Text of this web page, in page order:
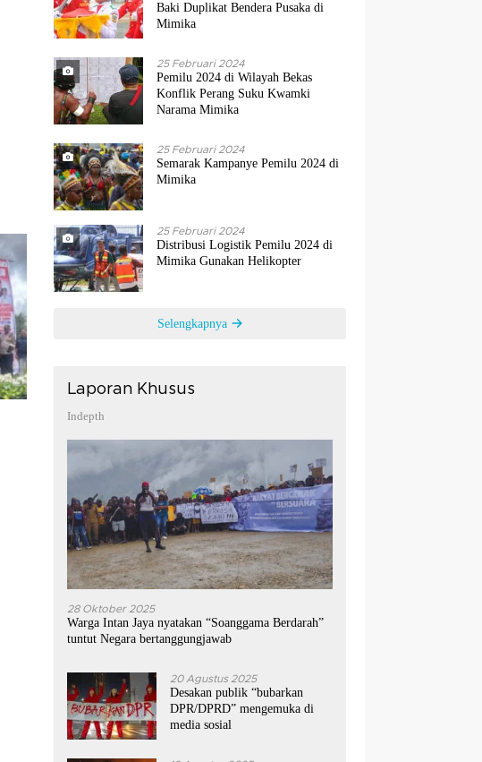
Baki Duplikat Bendera Pusaka di
Mimika
25 Februari 2024
Pemilu 2024 di Wilayah Bekas
Konflik Perang Suku Kwamki
Narama Mimika
25 Februari 2024
Semarak Kampanye Pemilu 2024 di
Mimika
25 Februari 2024
Distribusi Logistik Pemilu 2024 di
Mimika Gunakan Helikopter
Selengkapnya
Laporan Khusus
Indepth
28 Oktober 2025
Warga Intan Jaya nyatakan “Soanggama Berdarah”
tuntut Negara bertanggungjawab
20 Agustus 2025
Desakan publik “bubarkan
DPR/DPRD” mengemuka di
media sosial